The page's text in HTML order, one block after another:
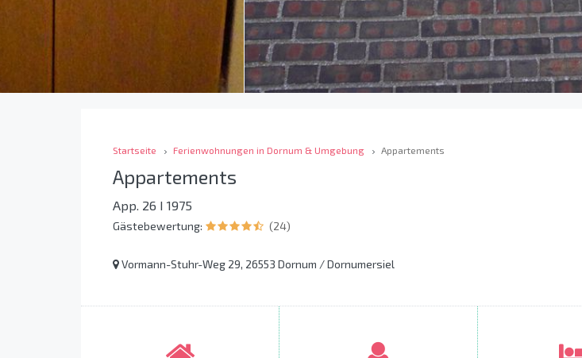
Startseite Ferienwohnungen in Dornum & Umgebung Appartements
Appartements
App. 26 I 1975
Gästebewertung: (24)
Vormann-Stuhr-Weg 29, 26553 Dornum / Dornumersiel